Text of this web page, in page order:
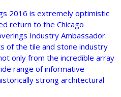
2016 is extremely optimistic
return to the Chicago
Industry Ambassador.
of the tile and stone industry
only from the incredible array
range of informative
strong architectural